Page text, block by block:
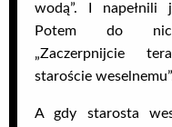
wodą”. I napełnili
Potem do
„Zaczerpnijcie
staroście
A gdy starosta